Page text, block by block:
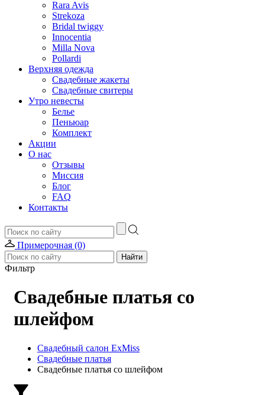
Rara Avis
Strekoza
Bridal twiggy
Innocentia
Milla Nova
Pollardi
Верхняя одежда
Свадебные жакеты
Свадебные свитеры
Утро невесты
Белье
Пеньюар
Комплект
Акции
О нас
Отзывы
Миссия
Блог
FAQ
Контакты
Примерочная (0)
Фильтр
Свадебные платья со
шлейфом
Свадебный салон ExMiss
Свадебные платья
Свадебные платья со шлейфом